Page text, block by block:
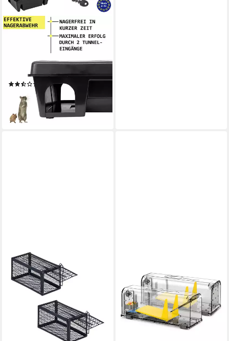
PETIGI
Lebendfalle 5x Köderstation
Mäusefalle Mäusebox
Köderbox Rattenbox
Nagerstation
UVP 32,49 €
-23%
lieferbar - in 2-3 Werktagen bei dir